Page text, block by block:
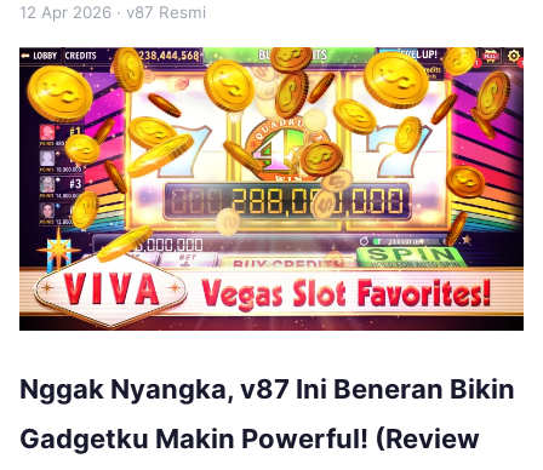
12 Apr 2026 · v87 Resmi
Nggak Nyangka, v87 Ini Beneran Bikin
Gadgetku Makin Powerful! (Review